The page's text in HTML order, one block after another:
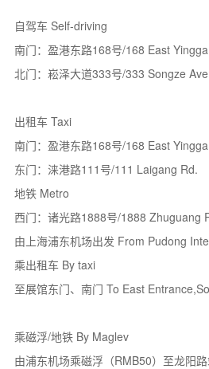
自驾车 Self-driving
南门：盈港东路168号/168 East
北门：崧泽大道333号/333 Songze
出租车 Taxi
南门：盈港东路168号/168 East
东门：涞港路111号/111 Laigang Rd.
地铁 Metro
西门：诸光路1888号/1888 Zhuguang
由上海浦东机场出发 From Pudong
乘出租车 By taxi
至展馆东门、南门 To East
乘磁浮/地铁 By Maglev
由浦东机场乘磁浮（RMB50）至龙阳